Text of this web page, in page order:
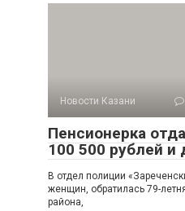
Новости Казани
Пенсионерка
100 500 рублей и
В отдел полиции
женщин, обратилась 79-
района,